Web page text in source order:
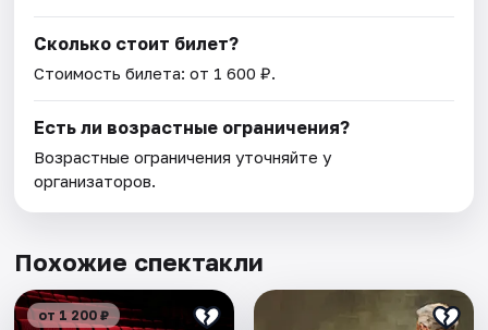
Сколько стоит билет?
Стоимость билета: от 1 600 ₽.
Есть ли возрастные ограничения?
Возрастные ограничения уточняйте у
организаторов.
Похожие спектакли
от 1 200 ₽